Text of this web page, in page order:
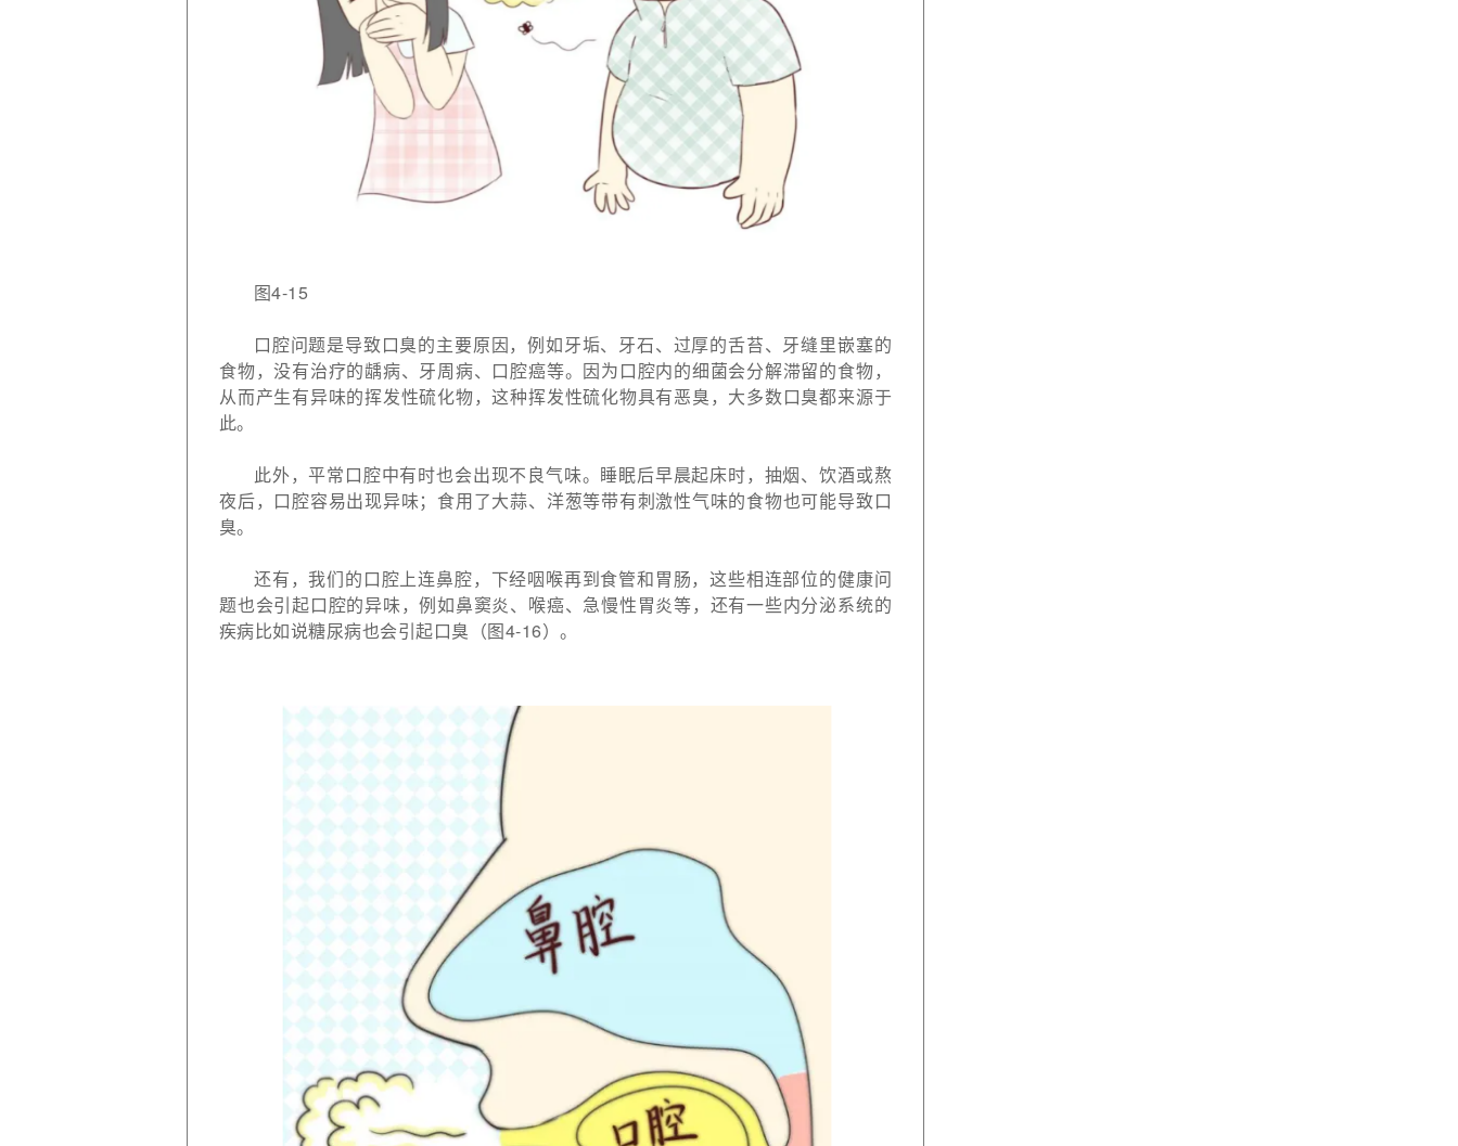
图4-15
口腔问题是导致口臭的主要原因，例如牙垢、牙石、过厚的舌苔、牙缝里嵌塞的
食物，没有治疗的龋病、牙周病、口腔癌等。因为口腔内的细菌会分解滞留的食物，
从而产生有异味的挥发性硫化物，这种挥发性硫化物具有恶臭，大多数口臭都来源于
此。
此外，平常口腔中有时也会出现不良气味。睡眠后早晨起床时，抽烟、饮酒或熬
夜后，口腔容易出现异味；食用了大蒜、洋葱等带有刺激性气味的食物也可能导致口
臭。
还有，我们的口腔上连鼻腔，下经咽喉再到食管和胃肠，这些相连部位的健康问
题也会引起口腔的异味，例如鼻窦炎、喉癌、急慢性胃炎等，还有一些内分泌系统的
疾病比如说糖尿病也会引起口臭（图4-16）。